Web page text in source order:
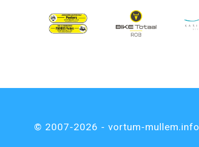
© 2007-2026 - vortum-mullem.info